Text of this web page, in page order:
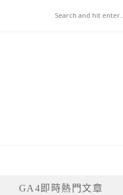
GA4即時熱門文章